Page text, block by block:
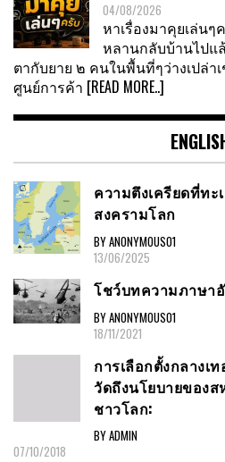
04/08/2026
หาเรื่องมาคุยเล่น
หลานกลับบ้านไปแ
ตากับยาย ๒ คนในพื้นที่ๆว่างเปล่า
ศูนย์การค้า [READ MORE..]
ความตึงเครียดที่ท
สงครามโลก
BY ANONYMOUS01
13/06/2025
โชว์บทความภาษา
BY ANONYMOUS01
18/11/2021
การเลือกตั้งกลางเ
วัดถึงนโยบายของ
ชาวโลก:
BY ADMIN
07/10/2018